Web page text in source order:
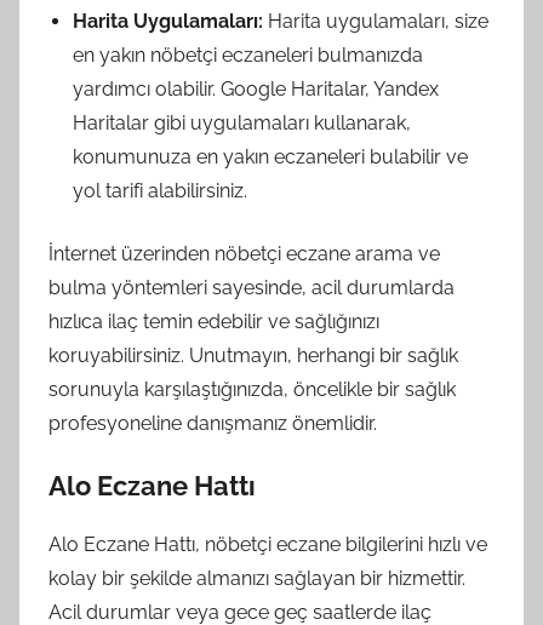
Harita Uygulamaları: Harita uygulamaları, size
en yakın nöbetçi eczaneleri bulmanızda
yardımcı olabilir. Google Haritalar, Yandex
Haritalar gibi uygulamaları kullanarak,
konumunuza en yakın eczaneleri bulabilir ve
yol tarifi alabilirsiniz.
İnternet üzerinden nöbetçi eczane arama ve
bulma yöntemleri sayesinde, acil durumlarda
hızlıca ilaç temin edebilir ve sağlığınızı
koruyabilirsiniz. Unutmayın, herhangi bir sağlık
sorunuyla karşılaştığınızda, öncelikle bir sağlık
profesyoneline danışmanız önemlidir.
Alo Eczane Hattı
Alo Eczane Hattı, nöbetçi eczane bilgilerini hızlı ve
kolay bir şekilde almanızı sağlayan bir hizmettir.
Acil durumlar veya gece geç saatlerde ilaç